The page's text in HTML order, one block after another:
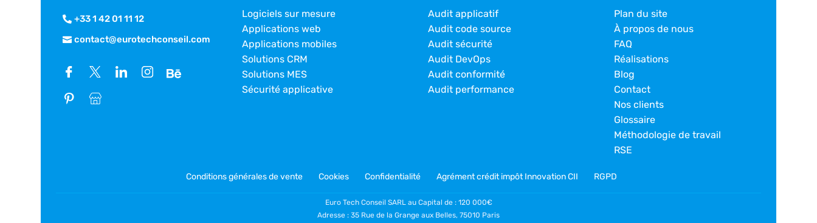
+33 1 42 01 11 12
contact@eurotechconseil.com
Logiciels sur mesure
Applications web
Applications mobiles
Solutions CRM
Solutions MES
Sécurité applicative
Audit applicatif
Audit code source
Audit sécurité
Audit DevOps
Audit conformité
Audit performance
Plan du site
À propos de nous
FAQ
Réalisations
Blog
Contact
Nos clients
Glossaire
Méthodologie de travail
RSE
Conditions générales de vente Cookies Confidentialité Agrément crédit impôt Innovation CII RGPD
Euro Tech Conseil SARL au Capital de : 120 000€
Adresse : 35 Rue de la Grange aux Belles, 75010 Paris